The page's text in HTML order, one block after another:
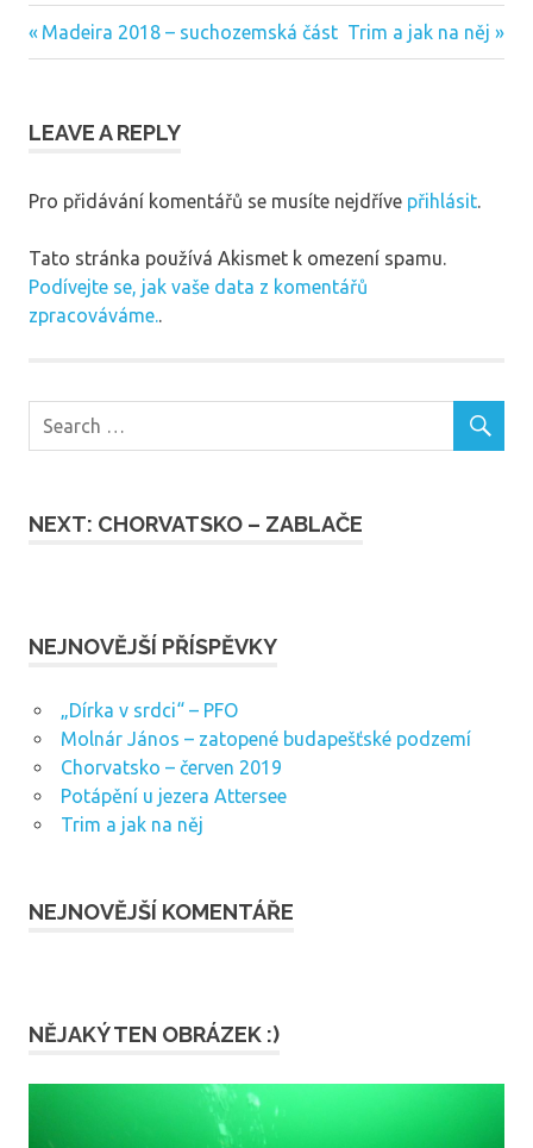
Navigace
příspěvek
Previous
Post:
Madeira 2018 – suchozemská část Next
Post:
Trim a jak na něj
LEAVE A REPLY
Pro přidávání komentářů se musíte nejdříve přihlásit.
Tato stránka používá Akismet k omezení spamu.
Podívejte se, jak vaše data z komentářů
zpracováváme..
NEXT: CHORVATSKO – ZABLAČE
NEJNOVĚJŠÍ PŘÍSPĚVKY
„Dírka v srdci“ – PFO
Molnár János – zatopené budapešťské podzemí
Chorvatsko – červen 2019
Potápění u jezera Attersee
Trim a jak na něj
NEJNOVĚJŠÍ KOMENTÁŘE
NĚJAKÝ TEN OBRÁZEK :)